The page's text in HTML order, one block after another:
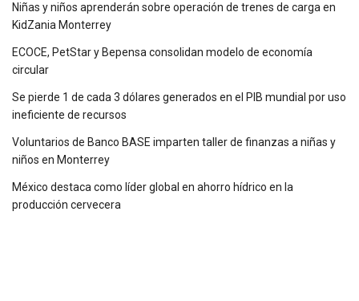
Niñas y niños aprenderán sobre operación de trenes de carga en
KidZania Monterrey
ECOCE, PetStar y Bepensa consolidan modelo de economía
circular
Se pierde 1 de cada 3 dólares generados en el PIB mundial por uso
ineficiente de recursos
Voluntarios de Banco BASE imparten taller de finanzas a niñas y
niños en Monterrey
México destaca como líder global en ahorro hídrico en la
producción cervecera